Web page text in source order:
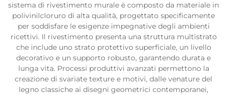
sistema di rivestimento murale è composto da materiale in
polivinilcloruro di alta qualità, progettato specificamente
per soddisfare le esigenze impegnative degli ambienti
ricettivi. Il rivestimento presenta una struttura multistrato
che include uno strato protettivo superficiale, un livello
decorativo e un supporto robusto, garantendo durata e
lunga vita. Processi produttivi avanzati permettono la
creazione di svariate texture e motivi, dalle venature del
legno classiche ai disegni geometrici contemporanei,